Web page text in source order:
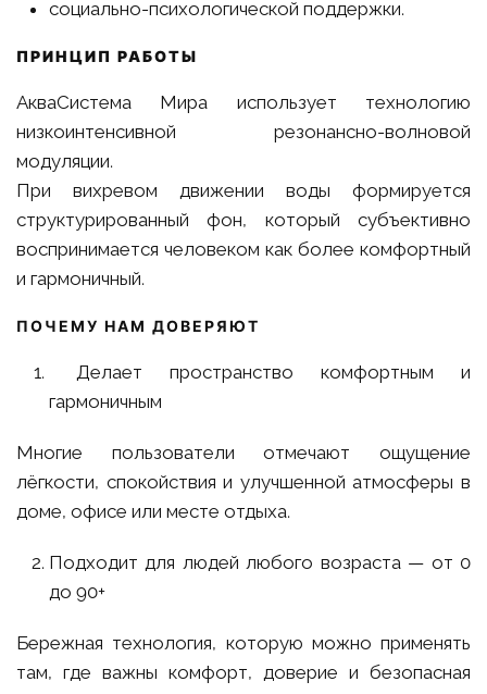
социально-психологической поддержки.
ПРИНЦИП РАБОТЫ
АкваСистема Мира использует технологию
низкоинтенсивной резонансно-волновой
модуляции.
При вихревом движении воды формируется
структурированный фон, который субъективно
воспринимается человеком как более комфортный
и гармоничный.
ПОЧЕМУ НАМ ДОВЕРЯЮТ
Делает пространство комфортным и
гармоничным
Многие пользователи отмечают ощущение
лёгкости, спокойствия и улучшенной атмосферы в
доме, офисе или месте отдыха.
Подходит для людей любого возраста — от 0
до 90+
Бережная технология, которую можно применять
там, где важны комфорт, доверие и безопасная